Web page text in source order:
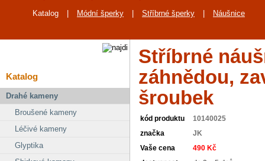
Katalog Módní šperky Stříbrné šperky Náušnice
Katalog
Drahé kameny
Broušené kameny
Léčivé kameny
Glyptika
Stříbrné
záhnědou,
šroubek
kód produktu 10140025
značka JK
Vaše cena 490 Kč